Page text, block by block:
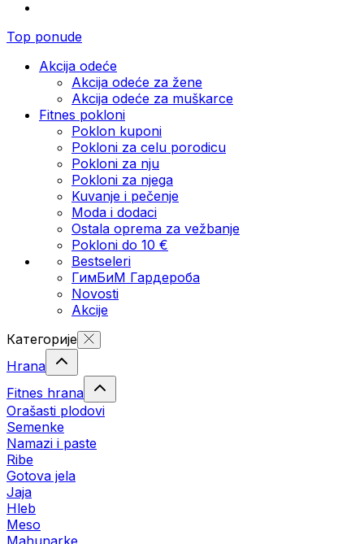
Top ponude
Akcija odeće
Akcija odeće za žene
Akcija odeće za muškarce
Fitnes pokloni
Poklon kuponi
Pokloni za celu porodicu
Pokloni za nju
Pokloni za njega
Kuvanje i pečenje
Moda i dodaci
Ostala oprema za vežbanje
Pokloni do 10 €
Bestseleri
ГимБиМ Гардeробa
Novosti
Akcije
Категорије
Hrana
Fitnes hrana
Orašasti plodovi
Semenke
Namazi i paste
Ribe
Gotova jela
Јаја
Hleb
Meso